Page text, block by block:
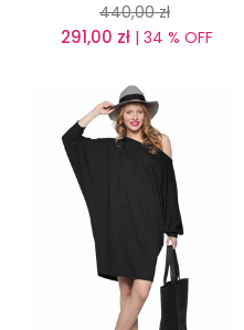
440,00 zł
291,00 zł| 34 % OFF